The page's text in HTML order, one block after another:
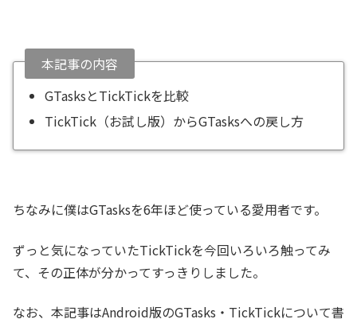
本記事の内容
GTasksとTickTickを比較
TickTick（お試し版）からGTasksへの戻し方
ちなみに僕はGTasksを6年ほど使っている愛用者です。
ずっと気になっていたTickTickを今回いろいろ触ってみ
て、その正体が分かってすっきりしました。
なお、本記事はAndroid版のGTasks・TickTickについて書